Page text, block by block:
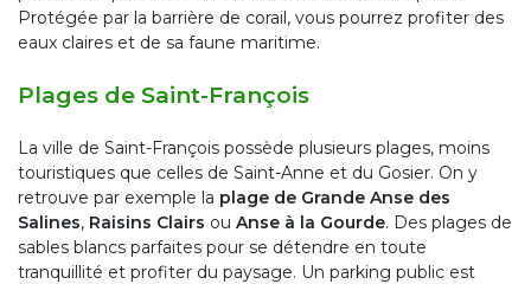
Protégée par la barrière de corail, vous pourrez profiter des
eaux claires et de sa faune maritime.
Plages de Saint-François
La ville de Saint-François possède plusieurs plages, moins
touristiques que celles de Saint-Anne et du Gosier. On y
retrouve par exemple la plage de Grande Anse des
Salines, Raisins Clairs ou Anse à la Gourde. Des plages de
sables blancs parfaites pour se détendre en toute
tranquillité et profiter du paysage. Un parking public est